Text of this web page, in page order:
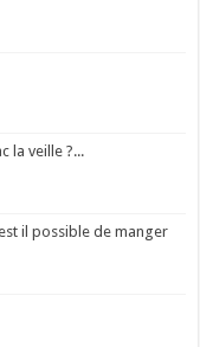
la veille ?...
il possible de manger